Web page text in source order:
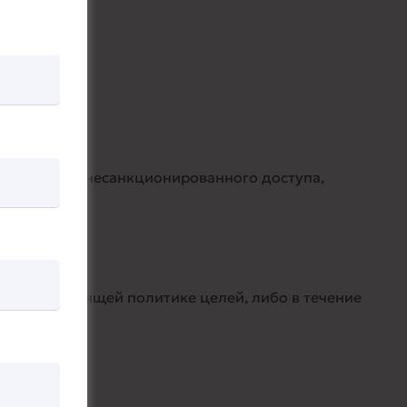
от несанкционированного доступа,
в настоящей политике целей, либо в течение